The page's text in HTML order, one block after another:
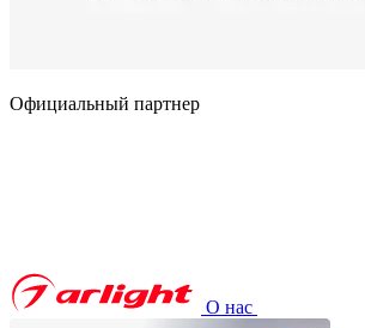
Официальный партнер
О нас